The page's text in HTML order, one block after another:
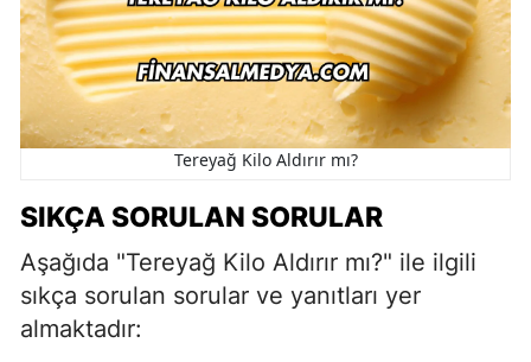
Tereyağ Kilo Aldırır mı?
SIKÇA SORULAN SORULAR
Aşağıda "Tereyağ Kilo Aldırır mı?" ile ilgili
sıkça sorulan sorular ve yanıtları yer
almaktadır: